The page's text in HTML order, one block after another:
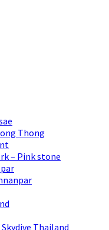
Thong
– Pink stone
Thailand